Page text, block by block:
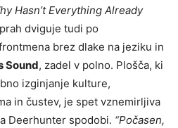
Hasn’t Everything Already
dviguje tudi po
brez dlake na jeziku in
Sound, zadel v polno. Plošča, ki
izginjanje kulture,
in čustev, je spet vznemirljiva
Deerhunter spodobi. “Počasen,